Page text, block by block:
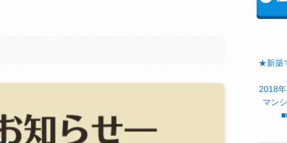
★新築
2018
マン